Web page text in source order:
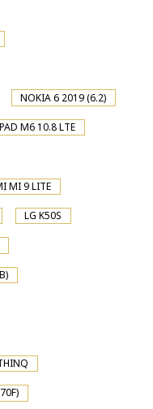
NOKIA 6 2019 (6.2)
M6 10.8 LTE
MI 9 LITE
LG K50S